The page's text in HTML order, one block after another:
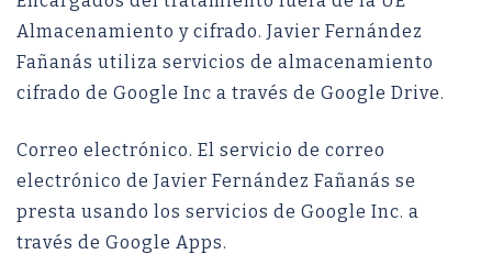
Almacenamiento y cifrado. Javier Fernández
Fañanás utiliza servicios de almacenamiento
cifrado de Google Inc a través de Google Drive.
Correo electrónico. El servicio de correo
electrónico de Javier Fernández Fañanás se
presta usando los servicios de Google Inc. a
través de Google Apps.